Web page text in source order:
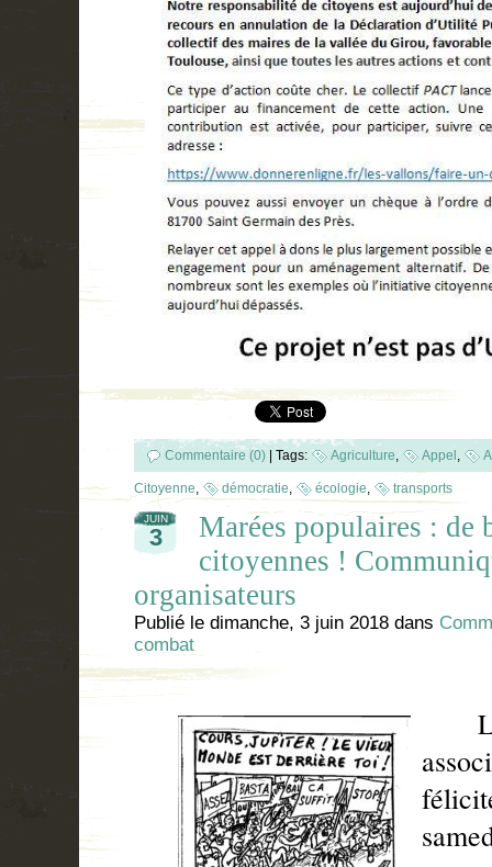
Commentaire (0) | Tags: Agriculture Appel
Citoyenne démocratie écologie transports
JUIN
3
Marées populaires : de
citoyennes !
organisateurs
Publié le dimanche, 3 juin 2018 dans
combat